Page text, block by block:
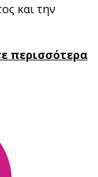
και την
περισσότερα